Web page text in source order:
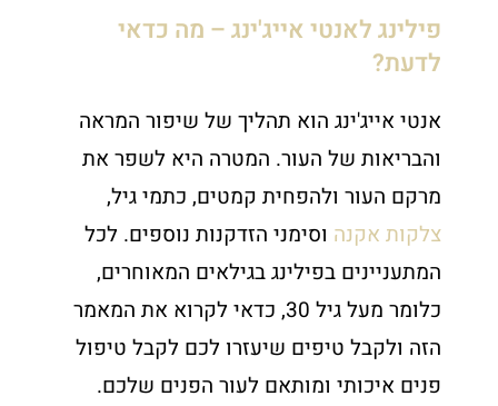
פילינג לאנטי אייג'ינג – מה כדאי
לדעת?
אנטי אייג'ינג הוא תהליך של שיפור המראה
והבריאות של העור. המטרה היא לשפר את
מרקם העור ולהפחית קמטים, כתמי גיל,
צלקות אקנה וסימני הזדקנות נוספים. לכל
המתעניינים בפילינג בגילאים המאוחרים,
כלומר מעל גיל 30, כדאי לקרוא את המאמר
הזה ולקבל טיפים שיעזרו לכם לקבל טיפול
פנים איכותי ומותאם לעור הפנים שלכם.